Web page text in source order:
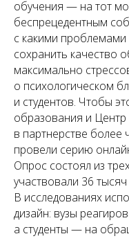
обучения — на тот
беспрецедентным
с какими проблемами
сохранить качество
максимально
о психологическом
и студентов. Чтобы
образования и Центр
в партнерстве более
провели серию
Опрос состоял из
участвовали 36
В исследованиях
дизайн: вузы
а студенты — на